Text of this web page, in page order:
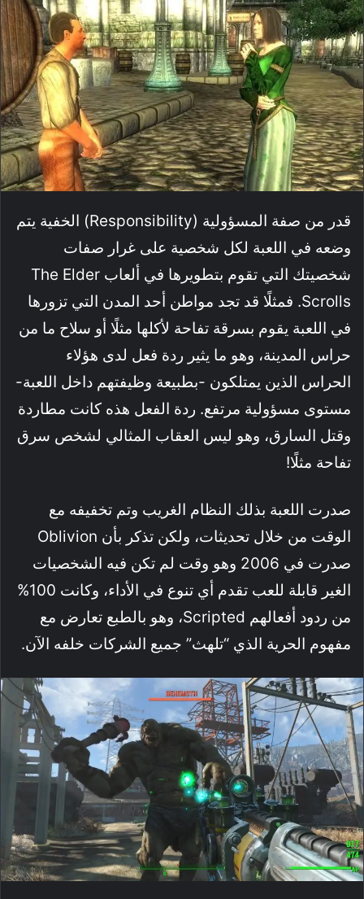
قدر من صفة المسؤولية (Responsibility) الخفية يتم
وضعه في اللعبة لكل شخصية على غرار صفات
شخصيتك التي تقوم بتطويرها في ألعاب The Elder
Scrolls. فمثلًا قد تجد مواطن أحد المدن التي تزورها
في اللعبة يقوم بسرقة تفاحة لأكلها مثلًا أو سلاح ما من
حراس المدينة، وهو ما يثير ردة فعل لدى هؤلاء
الحراس الذين يمتلكون -بطبيعة وظيفتهم داخل اللعبة-
مستوى مسؤولية مرتفع. ردة الفعل هذه كانت مطاردة
وقتل السارق، وهو ليس العقاب المثالي لشخص سرق
تفاحة مثلًا!
صدرت اللعبة بذلك النظام الغريب وتم تخفيفه مع
الوقت من خلال تحديثات، ولكن تذكر بأن Oblivion
صدرت في 2006 وهو وقت لم تكن فيه الشخصيات
الغير قابلة للعب تقدم أي تنوع في الأداء، وكانت 100%
من ردود أفعالهم Scripted، وهو بالطبع تعارض مع
مفهوم الحرية الذي “تلهث” جميع الشركات خلفه الآن.